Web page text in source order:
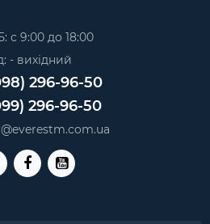
с 9:00 до 18:00
- вихідний
296-96-50
296-96-50